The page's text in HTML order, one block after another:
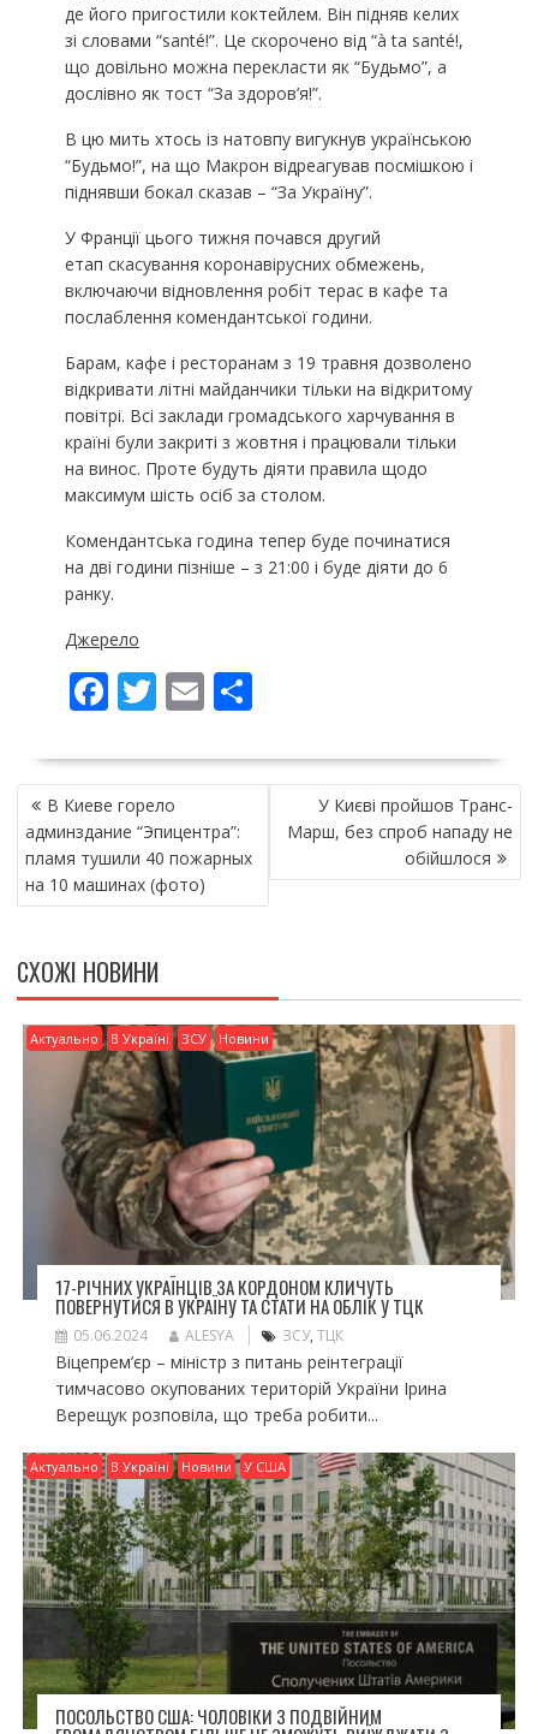
де його пригостили коктейлем. Він підняв келих
зі словами “santé!”. Це скорочено від “à ta santé!,
що довільно можна перекласти як “Будьмо”, а
дослівно як тост “За здоров’я!”.
В цю мить хтось із натовпу вигукнув українською
“Будьмо!”, на що Макрон відреагував посмішкою і
піднявши бокал сказав – “За Україну”.
У Франції цього тижня почався другий
етап скасування коронавірусних обмежень,
включаючи відновлення робіт терас в кафе та
послаблення комендантської години.
Барам, кафе і ресторанам з 19 травня дозволено
відкривати літні майданчики тільки на відкритому
повітрі. Всі заклади громадського харчування в
країні були закриті з жовтня і працювали тільки
на винос. Проте будуть діяти правила щодо
максимум шість осіб за столом.
Комендантська година тепер буде починатися
на дві години пізніше – з 21:00 і буде діяти до 6
ранку.
Джерело
F
e
b
o
o
k
T
itt
er
E
ai
П
ді
и
т
и
НАВІГАЦІЯ
ЗАПИСІВ
В Киеве горело
админздание “Эпицентра”:
пламя тушили 40 пожарных
на 10 машинах (фото)
У Києві пройшов Транс-
Марш, без спроб нападу не
обійшлося
СХОЖІ НОВИНИ
Актуально В Україні ЗСУ Новини
17-РІЧНИХ УКРАЇНЦІВ ЗА КОРДОНОМ КЛИЧУТЬ
ПОВЕРНУТИСЯ В УКРАЇНУ ТА СТАТИ НА ОБЛІК У ТЦК
05.06.2024 ALESYA ЗСУ, ТЦК
Віцепрем’єр – міністр з питань реінтеграції
тимчасово окупованих територій України Ірина
Верещук розповіла, що треба робити...
Актуально В Україні Новини У США
ПОСОЛЬСТВО США: ЧОЛОВІКИ З ПОДВІЙНИМ